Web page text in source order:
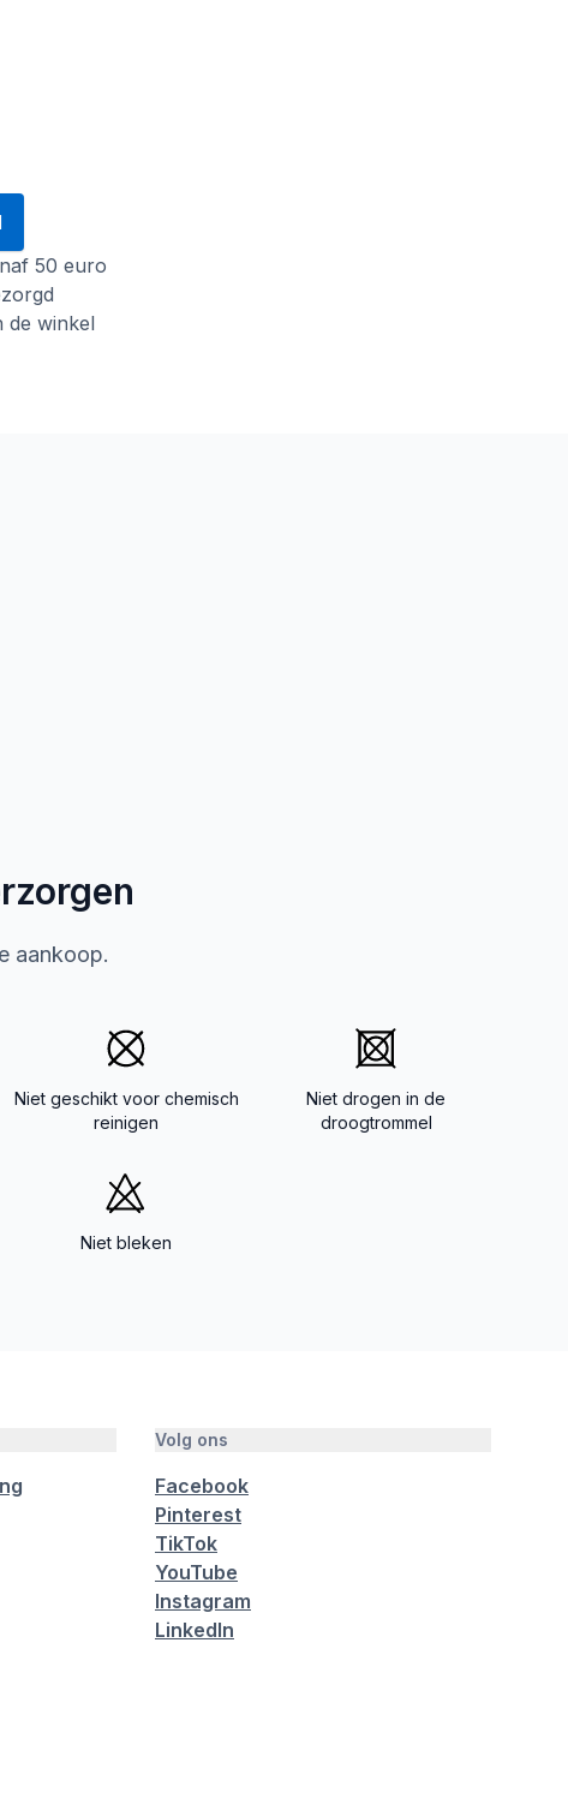
50 euro
de winkel
aankoop.
Niet geschikt voor chemisch
reinigen
Niet drogen in de
droogtrommel
Niet bleken
Volg ons
Facebook
Pinterest
TikTok
YouTube
Instagram
LinkedIn